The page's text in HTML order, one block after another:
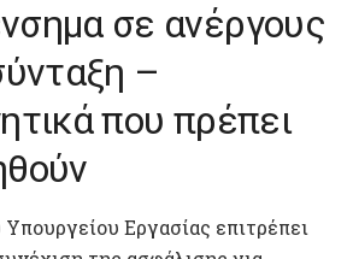
σε ανέργους
–
που πρέπει
Εργασίας επιτρέπει